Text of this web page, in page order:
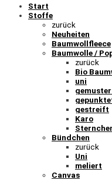
Start
Stoffe
zurück
Neuheiten
Baumwollfleece
Baumwolle /
zurück
Bio
uni
gestreift
Karo
Bündchen
zurück
Uni
meliert
Canvas